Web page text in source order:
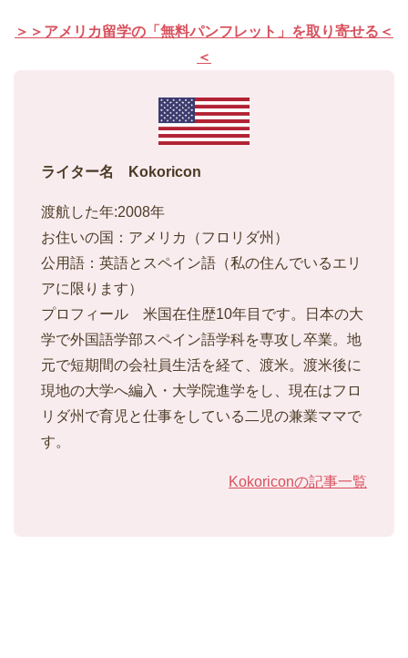
＞＞アメリカ留学の「無料パンフレット」を取り寄せる＜
＜
ライター名 Kokoricon
渡航した年:2008年
お住いの国：アメリカ（フロリダ州）
公用語：英語とスペイン語（私の住んでいるエリ
アに限ります）
プロフィール 米国在住歴10年目です。日本の大
学で外国語学部スペイン語学科を専攻し卒業。地
元で短期間の会社員生活を経て、渡米。渡米後に
現地の大学へ編入・大学院進学をし、現在はフロ
リダ州で育児と仕事をしている二児の兼業ママで
す。
Kokoriconの記事一覧